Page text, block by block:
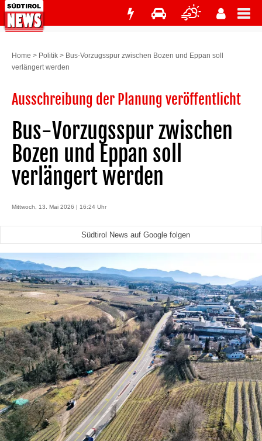
Home > Politik > Bus-Vorzugsspur zwischen Bozen und Eppan soll
verlängert werden
Ausschreibung der Planung veröffentlicht ­
Bus-Vorzugsspur zwischen
Bozen und Eppan soll
verlängert werden
Mittwoch, 13. Mai 2026 | 16:24 Uhr
Südtirol News auf Google folgen